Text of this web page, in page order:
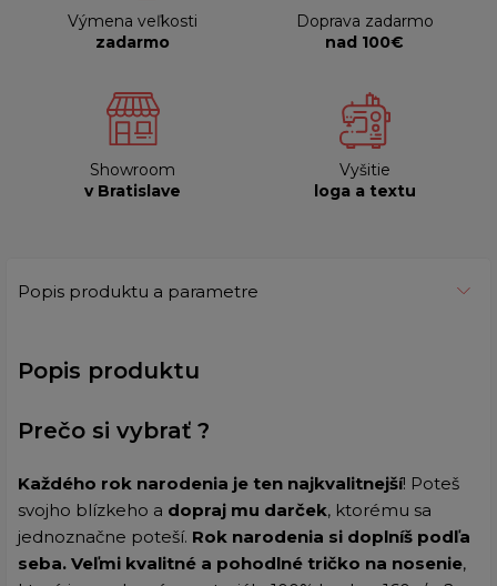
Výmena veľkosti
zadarmo
Doprava zadarmo
nad 100€
Showroom
v Bratislave
Vyšitie
loga a textu
Popis produktu a parametre
Popis produktu
Prečo si vybrať ?
Každého rok narodenia je ten najkvalitnejší! Poteš
svojho blízkeho a dopraj mu darček, ktorému sa
jednoznačne poteší. Rok narodenia si doplníš podľa
seba. Veľmi kvalitné a pohodlné tričko na nosenie,